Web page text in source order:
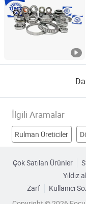
Shandong, China
İlgili Aramalar
Rulman Üreticiler
iğne makaralı yatak
Çok Satılan Ürünler
Yıldız
Zarf
Kullanıcı